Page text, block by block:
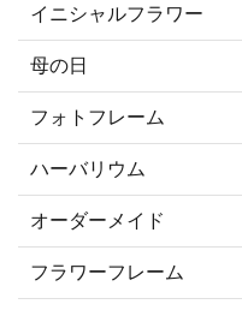
イニシャルフラワー
母の日
フォトフレーム
ハーバリウム
オーダーメイド
フラワーフレーム